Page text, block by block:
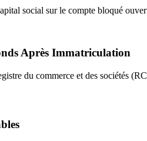
social sur le compte bloqué
Après Immatriculation
du commerce et des sociétés